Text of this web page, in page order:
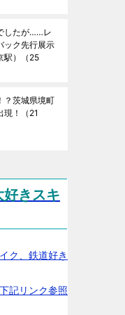
したが……レ
ック先行展示
）
（25
？茨城県境町
！
（21
きスキ
ク、鉄道好き
記リンク参照